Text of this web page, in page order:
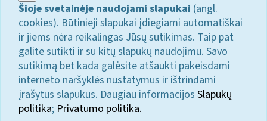
Šioje svetainėje naudojami slapukai (angl.
cookies). Būtinieji slapukai įdiegiami automatiškai
ir jiems nėra reikalingas Jūsų sutikimas. Taip pat
galite sutikti ir su kitų slapukų naudojimu. Savo
sutikimą bet kada galėsite atšaukti pakeisdami
interneto naršyklės nustatymus ir ištrindami
įrašytus slapukus. Daugiau informacijos Slapukų
politika; Privatumo politika.